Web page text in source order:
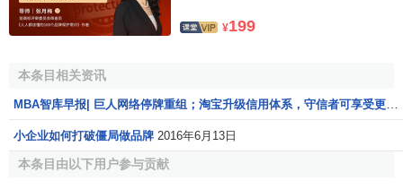
过程中，比起适用范围不断膨胀的契约责任(例如
任、保护第三人效力契约、附随义务与积极侵害债权
契约法中由于当事人的接触因而其所承担的往往是积极的义
务。另外契约法中通常需要保护当事人之间的信任利益，而
侵权法则无。从现有的中国法律实践来看，二者的区别还在
¥199
本条目相关资讯
小企业如何打破僵局做品牌 2016年6月13日
本条目由以下用户参与贡献